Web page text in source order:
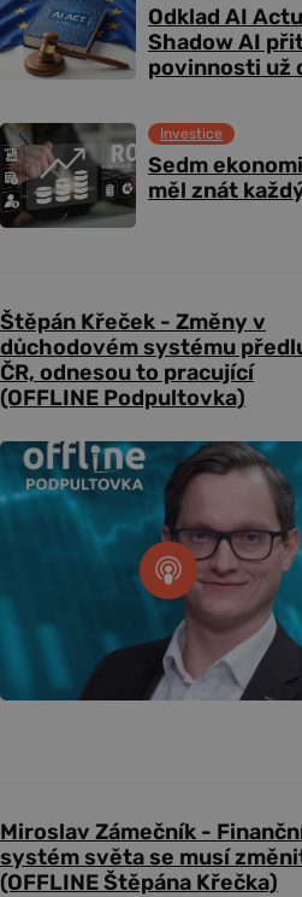
Odklad AI
Shadow AI
povinnosti už
Sedm
měl znát
Investice
Štěpán Křeček - Změny v
důchodovém systému
ČR, odnesou to pracující
(OFFLINE Podpultovka)
Miroslav Zámečník -
systém světa se musí
(OFFLINE Štěpána Křečka)